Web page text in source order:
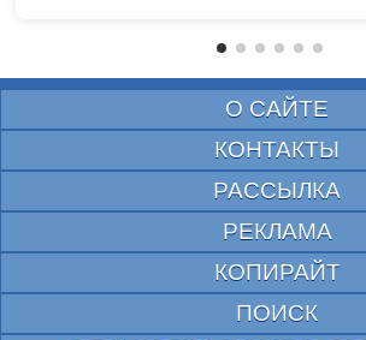
О САЙТЕ
КОНТАКТЫ
РАССЫЛКА
РЕКЛАМА
КОПИРАЙТ
ПОИСК